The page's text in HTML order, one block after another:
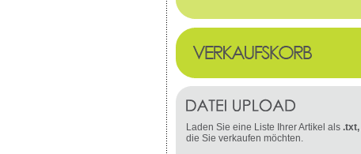
Laden Sie eine Liste Ihrer Artikel als .txt,
die Sie verkaufen möchten.